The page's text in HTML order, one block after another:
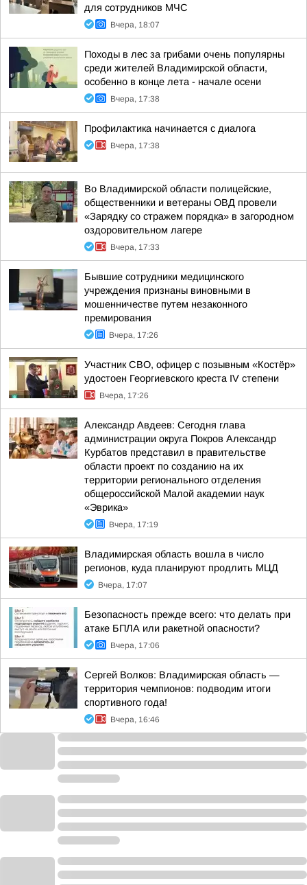
для сотрудников МЧС
Вчера, 18:07
Походы в лес за грибами очень популярны
среди жителей Владимирской области,
особенно в конце лета - начале осени
Вчера, 17:38
Профилактика начинается с диалога
Вчера, 17:38
Во Владимирской области полицейские,
общественники и ветераны ОВД провели
«Зарядку со стражем порядка» в загородном
оздоровительном лагере
Вчера, 17:33
Бывшие сотрудники медицинского
учреждения признаны виновными в
мошенничестве путем незаконного
премирования
Вчера, 17:26
Участник СВО, офицер с позывным «Костёр»
удостоен Георгиевского креста IV степени
Вчера, 17:26
Александр Авдеев: Сегодня глава
администрации округа Покров Александр
Курбатов представил в правительстве
области проект по созданию на их
территории регионального отделения
общероссийской Малой академии наук
«Эврика»
Вчера, 17:19
Владимирская область вошла в число
регионов, куда планируют продлить МЦД
Вчера, 17:07
Безопасность прежде всего: что делать при
атаке БПЛА или ракетной опасности?
Вчера, 17:06
Сергей Волков: Владимирская область —
территория чемпионов: подводим итоги
спортивного года!
Вчера, 16:46